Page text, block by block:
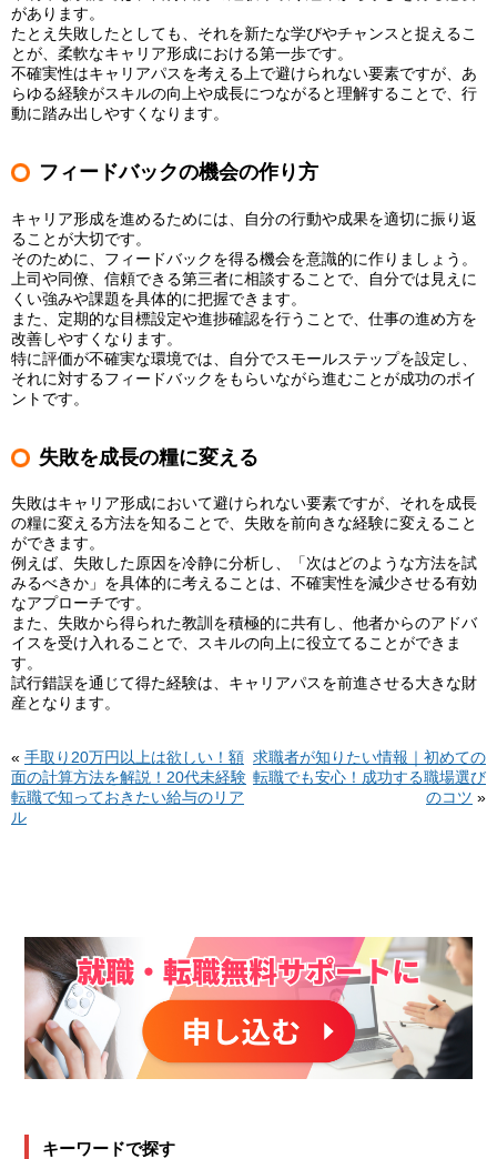
があります。
たとえ失敗したとしても、それを新たな学びやチャンスと捉えるこ
とが、柔軟なキャリア形成における第一歩です。
不確実性はキャリアパスを考える上で避けられない要素ですが、あ
らゆる経験がスキルの向上や成長につながると理解することで、行
動に踏み出しやすくなります。
フィードバックの機会の作り方
キャリア形成を進めるためには、自分の行動や成果を適切に振り返
ることが大切です。
そのために、フィードバックを得る機会を意識的に作りましょう。
上司や同僚、信頼できる第三者に相談することで、自分では見えに
くい強みや課題を具体的に把握できます。
また、定期的な目標設定や進捗確認を行うことで、仕事の進め方を
改善しやすくなります。
特に評価が不確実な環境では、自分でスモールステップを設定し、
それに対するフィードバックをもらいながら進むことが成功のポイ
ントです。
失敗を成長の糧に変える
失敗はキャリア形成において避けられない要素ですが、それを成長
の糧に変える方法を知ることで、失敗を前向きな経験に変えること
ができます。
例えば、失敗した原因を冷静に分析し、「次はどのような方法を試
みるべきか」を具体的に考えることは、不確実性を減少させる有効
なアプローチです。
また、失敗から得られた教訓を積極的に共有し、他者からのアドバ
イスを受け入れることで、スキルの向上に役立てることができま
す。
試行錯誤を通じて得た経験は、キャリアパスを前進させる大きな財
産となります。
« 手取り20万円以上は欲しい！額
面の計算方法を解説！20代未経験
転職で知っておきたい給与のリア
ル
求職者が知りたい情報｜初めての
転職でも安心！成功する職場選び
のコツ »
キーワードで探す